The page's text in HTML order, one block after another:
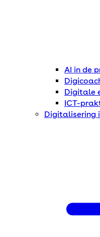
AI in de
Digitale
ICT-
Digitalisering